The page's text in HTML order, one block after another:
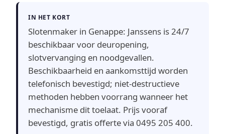
IN HET KORT
Slotenmaker in Genappe: Janssens is 24/7
beschikbaar voor deuropening,
slotvervanging en noodgevallen.
Beschikbaarheid en aankomsttijd worden
telefonisch bevestigd; niet-destructieve
methoden hebben voorrang wanneer het
mechanisme dit toelaat. Prijs vooraf
bevestigd, gratis offerte via 0495 205 400.